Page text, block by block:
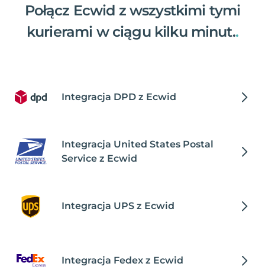
Połącz Ecwid z wszystkimi tymi
kurierami w ciągu kilku minut..
Integracja DPD z Ecwid
Integracja United States Postal
Service z Ecwid
Integracja UPS z Ecwid
Integracja Fedex z Ecwid